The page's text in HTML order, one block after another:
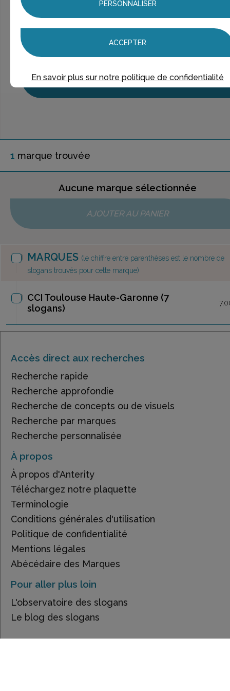
> Voir larecherche rapide
> Voir larecherche approfondie
> Voir larecherche personnalisée
UNE QUESTION ?
ÉCHANGEONS
1 marque trouvée
Aucune marque sélectionnée
AJOUTER AU PANIER
MARQUES (le chiffre entre parenthèses est le nombre de
slogans trouvés pour cette marque)
CCI Toulouse Haute-Garonne (7
slogans)
Accès direct aux recherches
Recherche rapide
Recherche approfondie
Recherche de concepts ou de visuels
Recherche par marques
Recherche personnalisée
À propos
À propos d'Anterity
Téléchargez notre plaquette
Terminologie
Conditions générales d'utilisation
Politique de confidentialité
Mentions légales
Abécédaire des Marques
Pour aller plus loin
L'observatoire des slogans
Le blog des slogans
PERSONNALISER
ACCEPTER
En savoir plus sur notre politique de confidentialité